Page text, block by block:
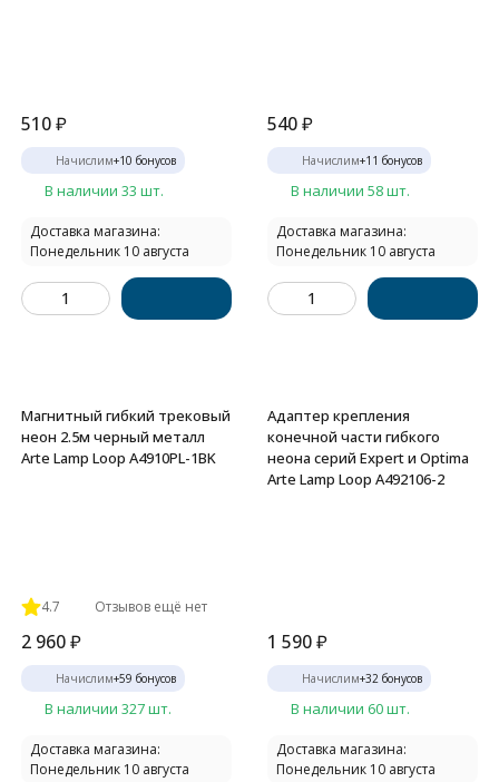
510₽
Начислим+10 бонусов
В наличии 33 шт.
Доставка магазина:
Понедельник 10 августа
540₽
Начислим+11 бонусов
В наличии 58 шт.
Доставка магазина:
Понедельник 10 августа
Магнитный гибкий трековый
неон 2.5м черный металл
Arte Lamp Loop A4910PL-1BK
4.7 Отзывов ещё нет
2 960₽
Начислим+59 бонусов
В наличии 327 шт.
Доставка магазина:
Понедельник 10 августа
Адаптер крепления
конечной части гибкого
неона серий Expert и Optima
Arte Lamp Loop A492106-2
1 590₽
Начислим+32 бонусов
В наличии 60 шт.
Доставка магазина:
Понедельник 10 августа